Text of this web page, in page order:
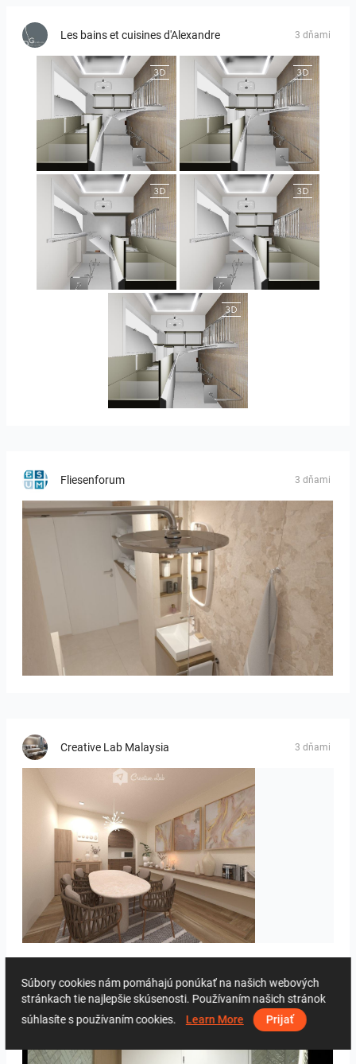
Les bains et cuisines d'Alexandre 3 dňami
JEGOUX-PASSER JEGOUX-PASSER
JEGOUX-PASSER 2 JEGOUX-PASSER 2
JEGOUX-PASSER
Fliesenforum 3 dňami
Bild_2
Creative Lab Malaysia 3 dňami
PIKA_DINING_AREA
Fliesenforum 3 dňami
Súbory cookies nám pomáhajú ponúkať na našich webových
stránkach tie najlepšie skúsenosti. Používaním našich stránok
súhlasíte s používaním cookies. Learn More Prijať